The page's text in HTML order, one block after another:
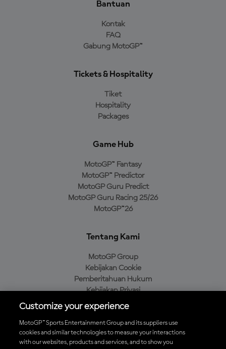
Bantuan
Kontak
FAQ
Gabung MotoGP™
Tickets & Hospitality
Tiket
Hospitality
Packages
Game Hub
MotoGP™ Fantasy
MotoGP™ Predictor
MotoGP Guru Predict
MotoGP Guru Racing 25/26
MotoGP™26
Tentang Kami
MotoGP Group
Kebijakan Cookie
Pemberitahuan Hukum
Kebijakan Privasi
Kebijakan Pembelian
Unduh Aplikasi Resmi MotoGP™
Customize your experience
MotoGP™ Sports Entertainment Group and its suppliers use
cookies and similar technologies to measure your interactions
with our websites, products and services, and to show you